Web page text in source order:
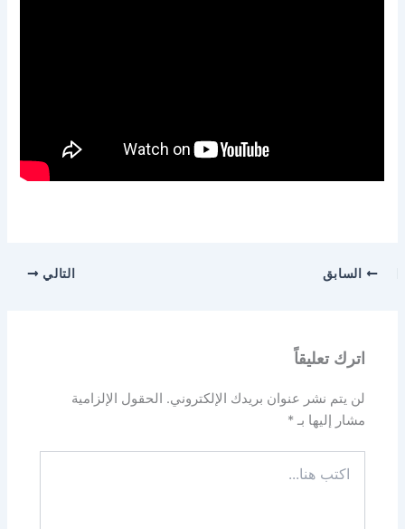
السابق التالي
اترك تعليقاً
لن يتم نشر عنوان بريدك الإلكتروني. الحقول الإلزامية
مشار إليها بـ*
هنا...